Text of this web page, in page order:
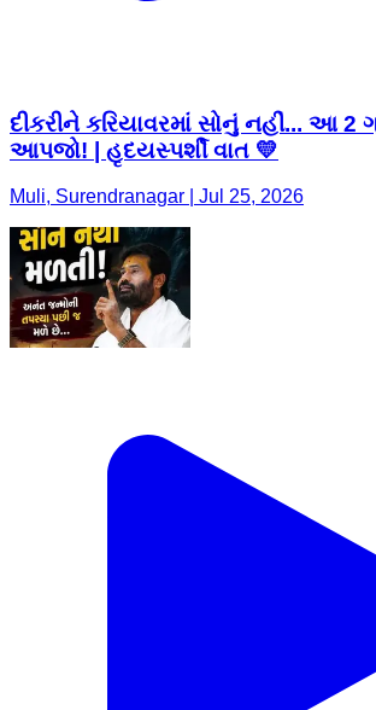
દીકરીને કરિયાવરમાં સોનું નહીં... આ
આપજો! | હૃદયસ્પર્શી વાત 💛
Muli, Surendranagar | Jul 25, 2026